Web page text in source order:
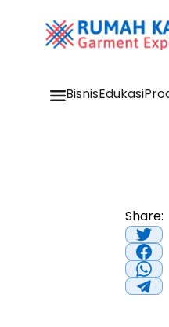
BisnisEdukasi
Share: